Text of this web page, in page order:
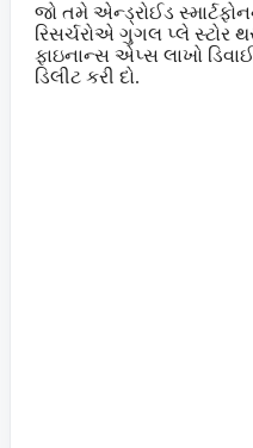
જો તમે એન્ડ્રોઈડ
રિસર્ચરોએ ગુગલ પ્લે સ્ટોર
ફાઇનાન્સ એપ્સ લાખો
ડિલીટ કરી દો.